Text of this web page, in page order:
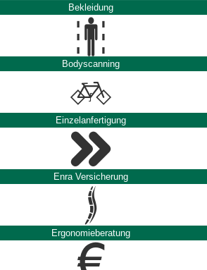
Bekleidung
Bodyscanning
Einzelanfertigung
Enra Versicherung
Ergonomieberatung